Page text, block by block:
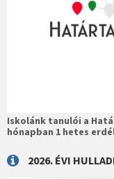
Iskolánk tanulói a
hónapban 1 hetes
2026. ÉVI